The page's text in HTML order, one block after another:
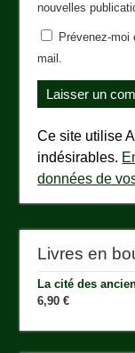
nouvelles
Prévenez-
mail.
Ce site utilise
indésirables.
données de
Livres en
La cité des
6,90€